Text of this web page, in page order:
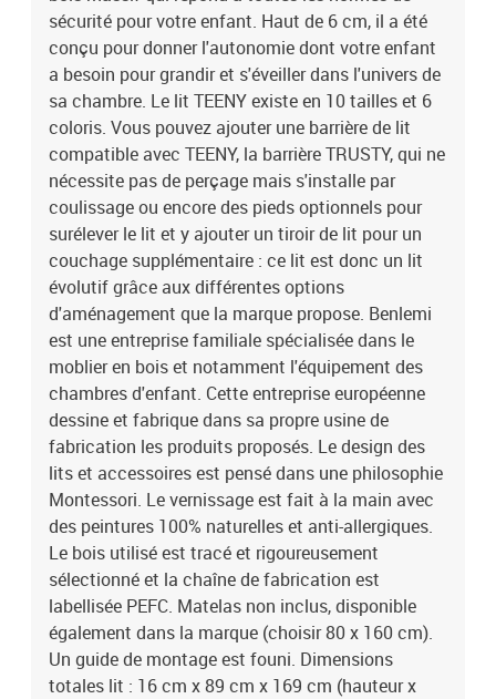
vernissage est fait à la main avec des peintures 100% naturelles et
anti-allergiques. Le bois utilisé est tracé et rigoureusement
sélectionné et la chaîne de fabrication est labellisée PEFC.
Matelas non inclus, disponible également dans la marque (choisir
80 x 160 cm). Un guide de montage est founi. Dimensions totales
lit : 16 cm x 89 cm x 169 cm (hauteur x largeur x longueur). Lit
garanti 5 ans.
sécurité pour votre enfant. Haut de 6 cm, il a été
conçu pour donner l'autonomie dont votre enfant
a besoin pour grandir et s'éveiller dans l'univers de
sa chambre. Le lit TEENY existe en 10 tailles et 6
coloris. Vous pouvez ajouter une barrière de lit
compatible avec TEENY, la barrière TRUSTY, qui ne
nécessite pas de perçage mais s'installe par
coulissage ou encore des pieds optionnels pour
surélever le lit et y ajouter un tiroir de lit pour un
couchage supplémentaire : ce lit est donc un lit
évolutif grâce aux différentes options
d'aménagement que la marque propose. Benlemi
est une entreprise familiale spécialisée dans le
moblier en bois et notamment l'équipement des
chambres d'enfant. Cette entreprise européenne
dessine et fabrique dans sa propre usine de
fabrication les produits proposés. Le design des
lits et accessoires est pensé dans une philosophie
Montessori. Le vernissage est fait à la main avec
des peintures 100% naturelles et anti-allergiques.
Le bois utilisé est tracé et rigoureusement
sélectionné et la chaîne de fabrication est
labellisée PEFC. Matelas non inclus, disponible
également dans la marque (choisir 80 x 160 cm).
Un guide de montage est founi. Dimensions
totales lit : 16 cm x 89 cm x 169 cm (hauteur x